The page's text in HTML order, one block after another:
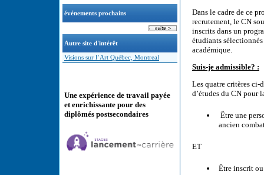
événements prochains
Autre site d'intérêt
Visions sur l’Art Québec, Montreal
Une expérience de travail payée
et enrichissante pour des
diplômés postsecondaires
Dans le cadre de ce
recrutement, le CN
inscrits dans un
étudiants
académique.
Suis-je admissible? :
Les quatre critères ci-
d’études du CN pour
Être une
ancien
ET
Être inscrit